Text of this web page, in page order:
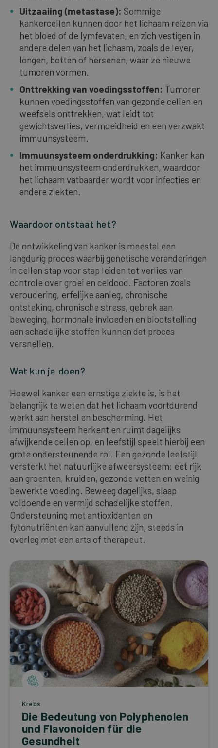
Uitzaaiing (metastase): Sommige
kankercellen kunnen door het lichaam reizen via
het bloed of de lymfevaten, en zich vestigen in
andere delen van het lichaam, zoals de lever,
longen, botten of hersenen, waar ze nieuwe
tumoren vormen.
Onttrekking van voedingsstoffen: Tumoren
kunnen voedingsstoffen van gezonde cellen en
weefsels onttrekken, wat leidt tot
gewichtsverlies, vermoeidheid en een verzwakt
immuunsysteem.
Immuunsysteem onderdrukking: Kanker kan
het immuunsysteem onderdrukken, waardoor
het lichaam vatbaarder wordt voor infecties en
andere ziekten.
Waardoor ontstaat het?
De ontwikkeling van kanker is meestal een
langdurig proces waarbij genetische veranderingen
in cellen stap voor stap leiden tot verlies van
controle over groei en celdood. Factoren zoals
veroudering, erfelijke aanleg, chronische
ontsteking, chronische stress, gebrek aan
beweging, hormonale invloeden en blootstelling
aan schadelijke stoffen kunnen dat proces
versnellen.
Wat kun je doen?
Hoewel kanker een ernstige ziekte is, is het
belangrijk te weten dat het lichaam voortdurend
werkt aan herstel en bescherming. Het
immuunsysteem herkent en ruimt dagelijks
afwijkende cellen op, en leefstijl speelt hierbij een
grote ondersteunende rol. Een gezonde leefstijl
versterkt het natuurlijke afweersysteem: eet rijk
aan groenten, kruiden, gezonde vetten en weinig
bewerkte voeding. Beweeg dagelijks, slaap
voldoende en vermijd schadelijke stoffen.
Ondersteuning met antioxidanten en
fytonutriënten kan aanvullend zijn, steeds in
overleg met een arts of therapeut.
Krebs
Die Bedeutung von Polyphenolen
und Flavonoiden für die
Gesundheit